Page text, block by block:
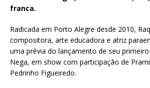
franca.
Radicada em Porto Alegre desde 2010,
compositora, arte educadora e atriz
uma prévia do lançamento de seu
Nega, em show com participação de
Pedrinho Figueiredo.